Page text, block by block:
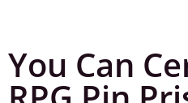
You Can